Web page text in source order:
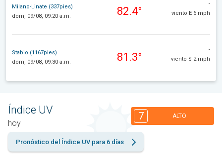
Milano-Linate (337pies)
dom, 09/08, 09:20 a.m.
82.4°
-
viento E 6 mph
Stabio (1167pies)
dom, 09/08, 09:30 a.m.
81.3°
-
viento S 2 mph
Índice UV
hoy
7 ALTO
Pronóstico del Índice UV para 6 días